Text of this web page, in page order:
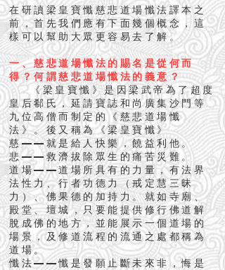
在研讀梁皇寶懺慈悲道場懺法譯本之
前，首先我們應有下面幾個概念，這
樣可以幫助大眾更容易去了解。
一、慈悲道場懺法的賜名是從何而
得？何謂慈悲道場懺法的義意？
《梁皇寶懺》是因梁武帝為了超度
皇后郗氏，延請寶誌和尚廣集沙門等
九位高僧而制定的《慈悲道場懺
法》。後又稱為《梁皇寶懺》
慈——就是給人快樂，饒益利他。
悲——救濟拔除眾生的痛苦災難。
道場——道場所具有的力量，有法界
法性力、行者功德力（戒定慧三昧
力）、佛果德的加持力。就如寺廟、
殿堂、壇城，只要能提供修行佛道解
脫成佛的地方，並能展示一個道場的
場景，及修道流程的流通之處都稱為
道場。
懺法——懺是發願止斷未來非，悔是